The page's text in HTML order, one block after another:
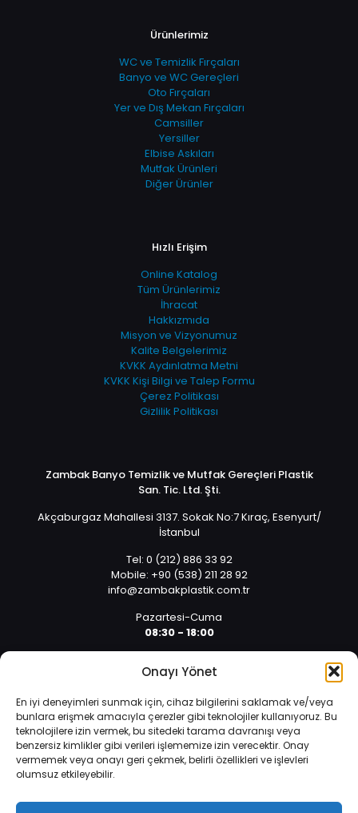
Onayı Yönet
En iyi deneyimleri sunmak için, cihaz bilgilerini saklamak ve/veya
bunlara erişmek amacıyla çerezler gibi teknolojiler kullanıyoruz. Bu
teknolojilere izin vermek, bu sitedeki tarama davranışı veya
benzersiz kimlikler gibi verileri işlememize izin verecektir. Onay
vermemek veya onayı geri çekmek, belirli özellikleri ve işlevleri
olumsuz etkileyebilir.
Ürünlerimiz
WC ve Temizlik Fırçaları
Banyo ve WC Gereçleri
Oto Fırçaları
Yer ve Dış Mekan Fırçaları
Camsiller
Yersiller
Elbise Askıları
Mutfak Ürünleri
Diğer Ürünler
Hızlı Erişim
Online Katalog
Tüm Ürünlerimiz
İhracat
Hakkızmıda
Misyon ve Vizyonumuz
Kalite Belgelerimiz
KVKK Aydınlatma Metni
KVKK Kişi Bilgi ve Talep Formu
Çerez Politikası
Gizlilik Politikası
Zambak Banyo Temizlik ve Mutfak Gereçleri Plastik
San. Tic. Ltd. Şti.
Akçaburgaz Mahallesi 3137. Sokak No:7 Kıraç, Esenyurt/
İstanbul
Tel: 0 (212) 886 33 92
Mobile: +90 (538) 211 28 92
info@zambakplastik.com.tr
Pazartesi-Cuma
08:30 - 18:00
08:30 - 14:30
işlenmektedir. Zorunlu çerezler, internet sitemizin çalışması,